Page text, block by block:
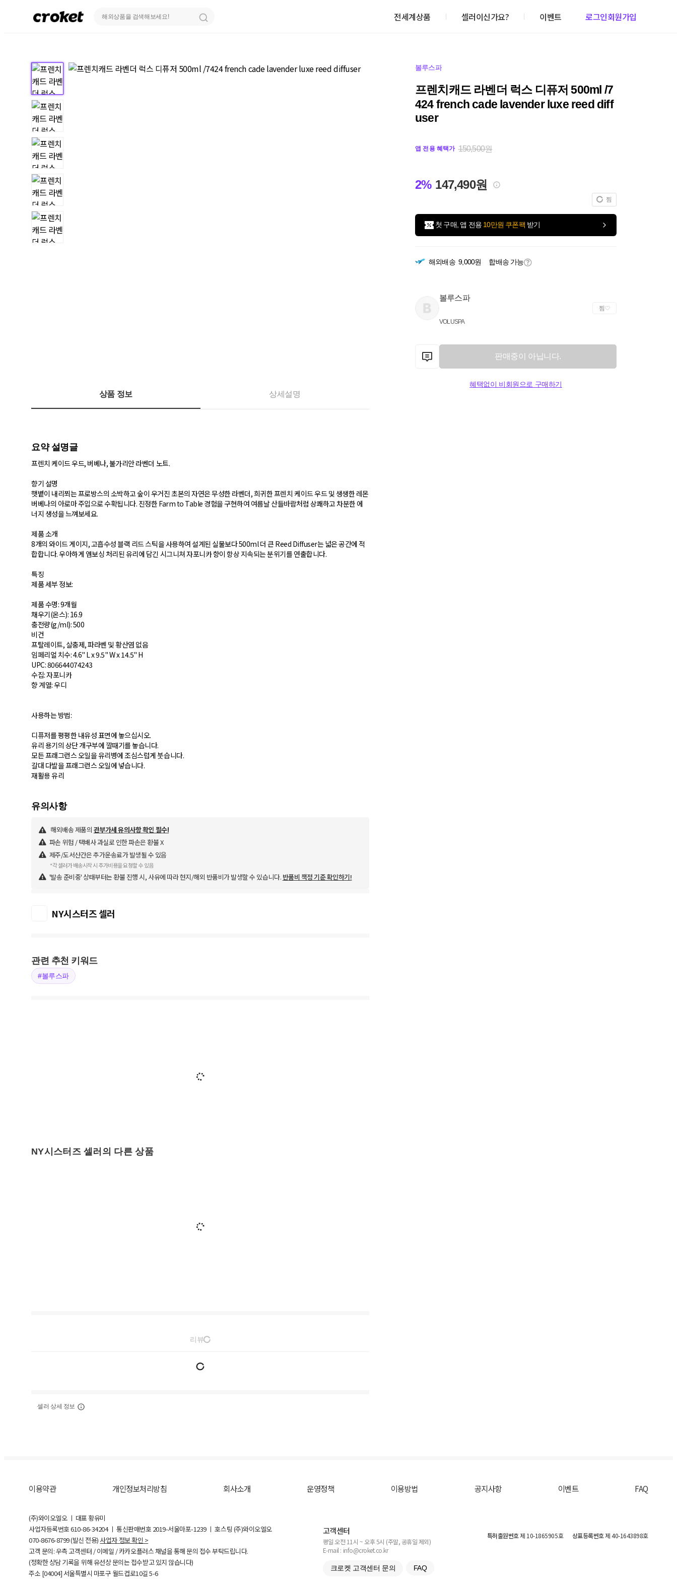
전세계상품 셀러이신가요? 이벤트 로그인회원가입
볼루스파
프렌치캐드 라벤더 럭스 디퓨저 500ml /7
424 french cade lavender luxe reed diff
user
앱 전용 혜택가 150,500원
2% 147,490원
찜
첫 구매, 앱 전용 10만원 쿠폰팩 받기
해외배송 9,000원 합배송 가능
볼루스파
VOLUSPA
찜
판매중이 아닙니다.
혜택없이 비회원으로 구매하기
상품 정보 상세설명
요약 설명글
프렌치 케이드 우드, 버베나, 불가리안 라벤더 노트.
향기 설명
햇볕이 내리쬐는 프로방스의 소박하고 숲이 우거진 초본의 자연은 무성한 라벤더, 희귀한 프렌치 케이드 우드 및 생생한 레몬
버베나의 아로마 주입으로 수확됩니다. 진정한 Farm to Table 경험을 구현하여 여름날 산들바람처럼 상쾌하고 차분한 에
너지 생성을 느껴보세요.
제품 소개
8개의 와이드 게이지, 고흡수성 블랙 리드 스틱을 사용하여 설계된 실물보다 500ml 더 큰 Reed Diffuser는 넓은 공간에 적
합합니다. 우아하게 엠보싱 처리된 유리에 담긴 시그니쳐 자포니카 향이 항상 지속되는 분위기를 연출합니다.
특징
제품 세부 정보:
제품 수명: 9개월
채우기(온스): 16.9
충전량(g/ml): 500
비건
프탈레이트, 살충제, 파라벤 및 황산염 없음
임페리얼 치수: 4.6" L x 9.5" W x 14.5" H
UPC: 806644074243
수집: 자포니카
향 계열: 우디
사용하는 방법:
디퓨저를 평평한 내유성 표면에 놓으십시오.
유리 용기의 상단 개구부에 깔때기를 놓습니다.
모든 프래그런스 오일을 유리병에 조심스럽게 붓습니다.
갈대 다발을 프래그런스 오일에 넣습니다.
재활용 유리
유의사항
해외배송 제품의 관부가세 유의사항 확인 필수!
파손 위험 / 택배사 과실로 인한 파손은 환불 X
제주/도서산간은 추가운송료가 발생될 수 있음
*각 셀러가 배송시작 시 추가비용을 요청할 수 있음
'발송 준비중' 상태부터는 환불 진행 시, 사유에 따라 현지/해외 반품비가 발생할 수 있습니다. 반품비 책정 기준 확인하기!
NY시스터즈 셀러
관련 추천 키워드
#볼루스파
NY시스터즈 셀러의 다른 상품
리뷰
셀러 상세 정보
이용약관 개인정보처리방침 회사소개 운영정책 이용방법 공지사항 이벤트 FAQ
(주)와이오엘오 ㅣ 대표 황유미
사업자등록번호610-86-34204ㅣ 통신판매번호 2019-서울마포-1239 ㅣ 호스팅 (주)와이오엘오
070-8676-8799 (발신 전용) 사업자 정보 확인 >
고객 문의: 우측 고객센터 / 이메일 / 카카오플러스 채널을 통해 문의 접수 부탁드립니다.
(정확한 상담 기록을 위해 유선상 문의는 접수받고 있지 않습니다)
주소 [04004] 서울특별시 마포구 월드컵로10길5-6
고객센터
평일 오전 11시 ~ 오후 5시 (주말, 공휴일 제외)
E-mail : info@croket.co.kr
크로켓 고객센터 문의 FAQ
특허출원번호제 10-1865905호 상표등록번호제 40-1643898호